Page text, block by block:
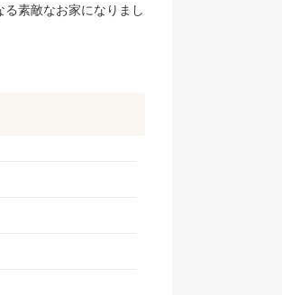
素敵なお家になりまし